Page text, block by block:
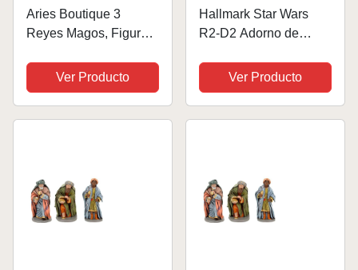
Aries Boutique 3
Reyes Magos, Figuras
Exhibición de Navidad,
Pintado a Mano.
Pantalla
Ver Producto
Hallmark Star Wars
R2-D2 Adorno de
de Star Wars, Adorno
Colgante de Navidad,
Regalos para Navidad
Ver Producto